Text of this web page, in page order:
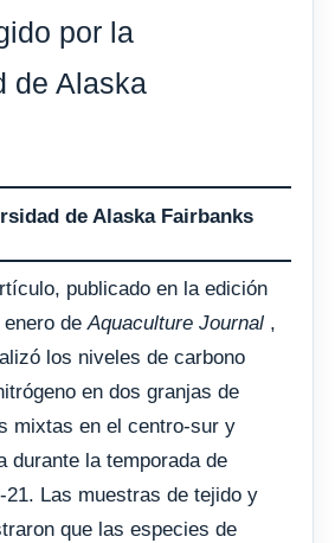
por la
de Alaska
de Alaska Fairbanks
publicado en la edición
enero deAquaculture Journal ,
los niveles de carbono
en dos granjas de
mixtas en el centro-sur y
durante la temporada de
21. Las muestras de tejido y
que las especies de